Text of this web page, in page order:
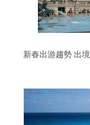
新春出游趨勢 出